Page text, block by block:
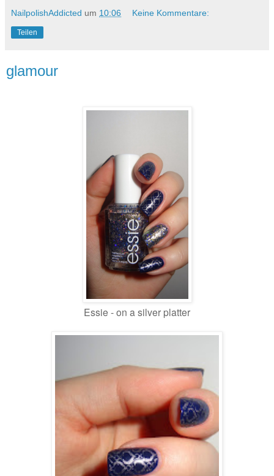
NailpolishAddicted um 10:06 Keine Kommentare:
Teilen
glamour
Essie - on a silver platter